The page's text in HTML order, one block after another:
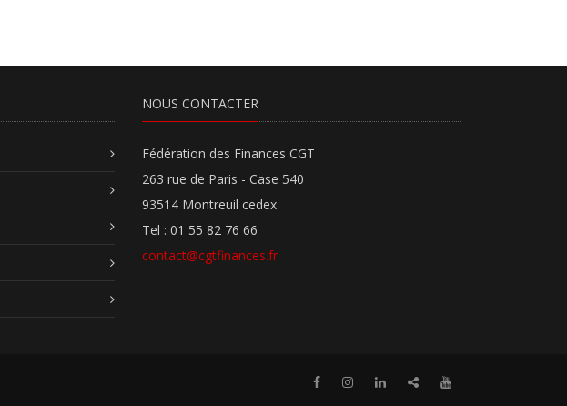
NOUS CONTACTER
Fédération des Finances CGT
263 rue de Paris - Case 540
93514 Montreuil cedex
Tel : 01 55 82 76 66
contact@cgtfinances.fr